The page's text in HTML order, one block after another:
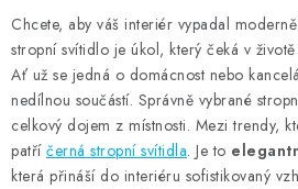
AKCE
SHOWROOM
KE STAŽENÍ
Chcete, aby váš interiér vypadal
stropní svítidlo je úkol, který čeká v
Ať už se jedná o domácnost nebo
nedílnou součástí. Správně vybrané
celkový dojem z místnosti. Mezi trendy,
patří černá stropní svítidla. Je to
která přináší do interiéru sofistikovaný